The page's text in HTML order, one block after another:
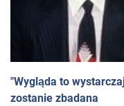
"Wygląda to
zostanie zbadana